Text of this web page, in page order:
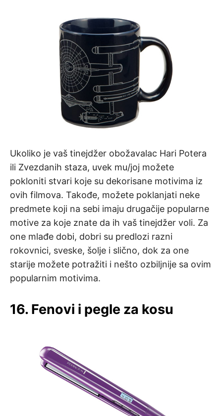
Ukoliko je vaš tinejdžer obožavalac Hari Potera
ili Zvezdanih staza, uvek mu/joj možete
pokloniti stvari koje su dekorisane motivima iz
ovih filmova. Takođe, možete poklanjati neke
predmete koji na sebi imaju drugačije popularne
motive za koje znate da ih vaš tinejdžer voli. Za
one mlađe dobi, dobri su predlozi razni
rokovnici, sveske, šolje i slično, dok za one
starije možete potražiti i nešto ozbiljnije sa ovim
popularnim motivima.
16. Fenovi i pegle za kosu